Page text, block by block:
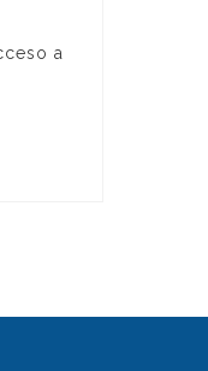
a